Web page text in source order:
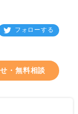
フォローする
・無料相談